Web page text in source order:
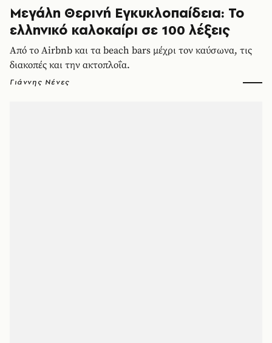
Μεγάλη Θερινή Εγκυκλοπαίδεια: Το
ελληνικό καλοκαίρι σε 100 λέξεις
Από το Airbnb και τα beach bars μέχρι τον καύσωνα, τις
διακοπές και την ακτοπλοΐα.
Γιάννης Νένες